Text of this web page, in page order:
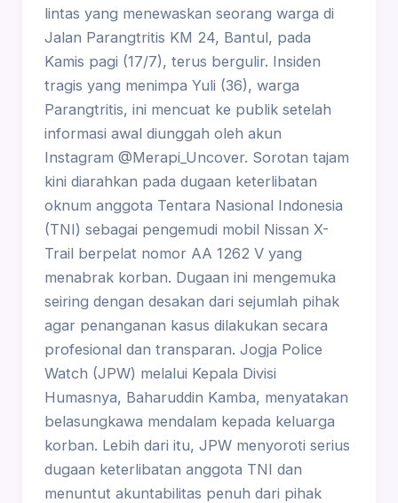
lintas yang menewaskan seorang warga di
Jalan Parangtritis KM 24, Bantul, pada
Kamis pagi (17/7), terus bergulir. Insiden
tragis yang menimpa Yuli (36), warga
Parangtritis, ini mencuat ke publik setelah
informasi awal diunggah oleh akun
Instagram @Merapi_Uncover. Sorotan tajam
kini diarahkan pada dugaan keterlibatan
oknum anggota Tentara Nasional Indonesia
(TNI) sebagai pengemudi mobil Nissan X-
Trail berpelat nomor AA 1262 V yang
menabrak korban. Dugaan ini mengemuka
seiring dengan desakan dari sejumlah pihak
agar penanganan kasus dilakukan secara
profesional dan transparan. Jogja Police
Watch (JPW) melalui Kepala Divisi
Humasnya, Baharuddin Kamba, menyatakan
belasungkawa mendalam kepada keluarga
korban. Lebih dari itu, JPW menyoroti serius
dugaan keterlibatan anggota TNI dan
menuntut akuntabilitas penuh dari pihak